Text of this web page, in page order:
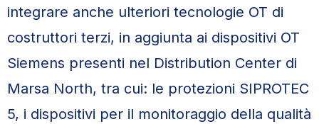
integrare anche ulteriori tecnologie OT di
costruttori terzi, in aggiunta ai dispositivi OT
Siemens presenti nel Distribution Center di
Marsa North, tra cui: le protezioni SIPROTEC
5, i dispositivi per il monitoraggio della qualità